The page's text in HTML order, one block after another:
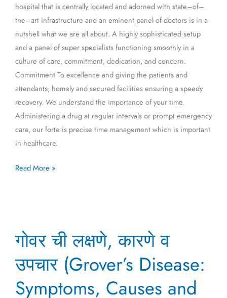
hospital that is centrally located and adorned with state–of–
the–art infrastructure and an eminent panel of doctors is in a
nutshell what we are all about. A highly sophisticated setup
and a panel of super specialists functioning smoothly in a
culture of care, commitment, dedication, and concern.
Commitment To excellence and giving the patients and
attendants, homely and secured facilities ensuring a speedy
recovery. We understand the importance of your time.
Administering a drug at regular intervals or prompt emergency
care, our forte is precise time management which is important
in healthcare.
Read More »
गोवर ची लक्षणे, कारणे व
उपचार (Grover’s Disease:
Symptoms, Causes and
ची
कारणे
उपचार